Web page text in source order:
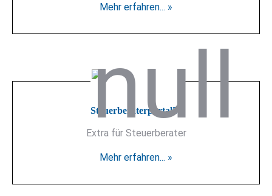
Mehr erfahren... »
Steuerberaterportal24
Extra für Steuerberater
Mehr erfahren... »